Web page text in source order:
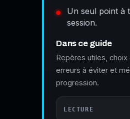
Un seul point à
session.
Dans ce guide
Repères utiles, choix
erreurs à éviter et
progression.
LECTURE